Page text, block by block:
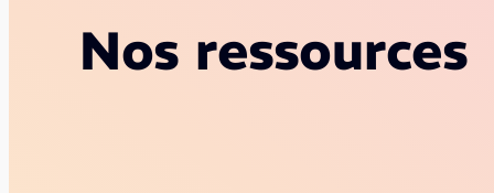
Nos ressources